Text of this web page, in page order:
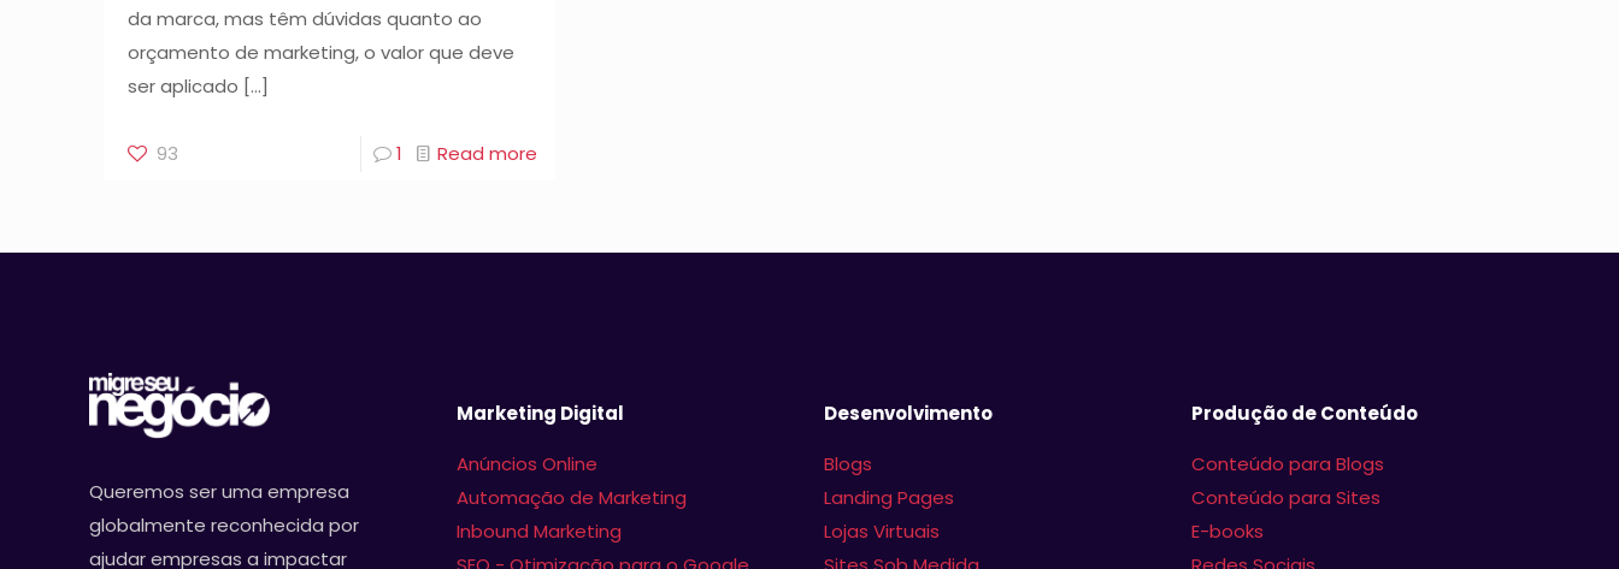
da marca, mas têm dúvidas quanto ao
orçamento de marketing, o valor que deve
ser aplicado […]
93 1 Read more
Queremos ser uma empresa
globalmente reconhecida por
ajudar empresas a impactar
Marketing Digital
Anúncios Online
Automação de Marketing
Inbound Marketing
Desenvolvimento
Blogs
Landing Pages
Lojas Virtuais
Produção de Conteúdo
Conteúdo para Blogs
Conteúdo para Sites
E-books